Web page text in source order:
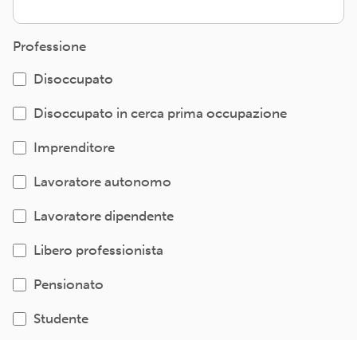
Professione
Disoccupato
Disoccupato in cerca prima occupazione
Imprenditore
Lavoratore autonomo
Lavoratore dipendente
Libero professionista
Pensionato
Studente